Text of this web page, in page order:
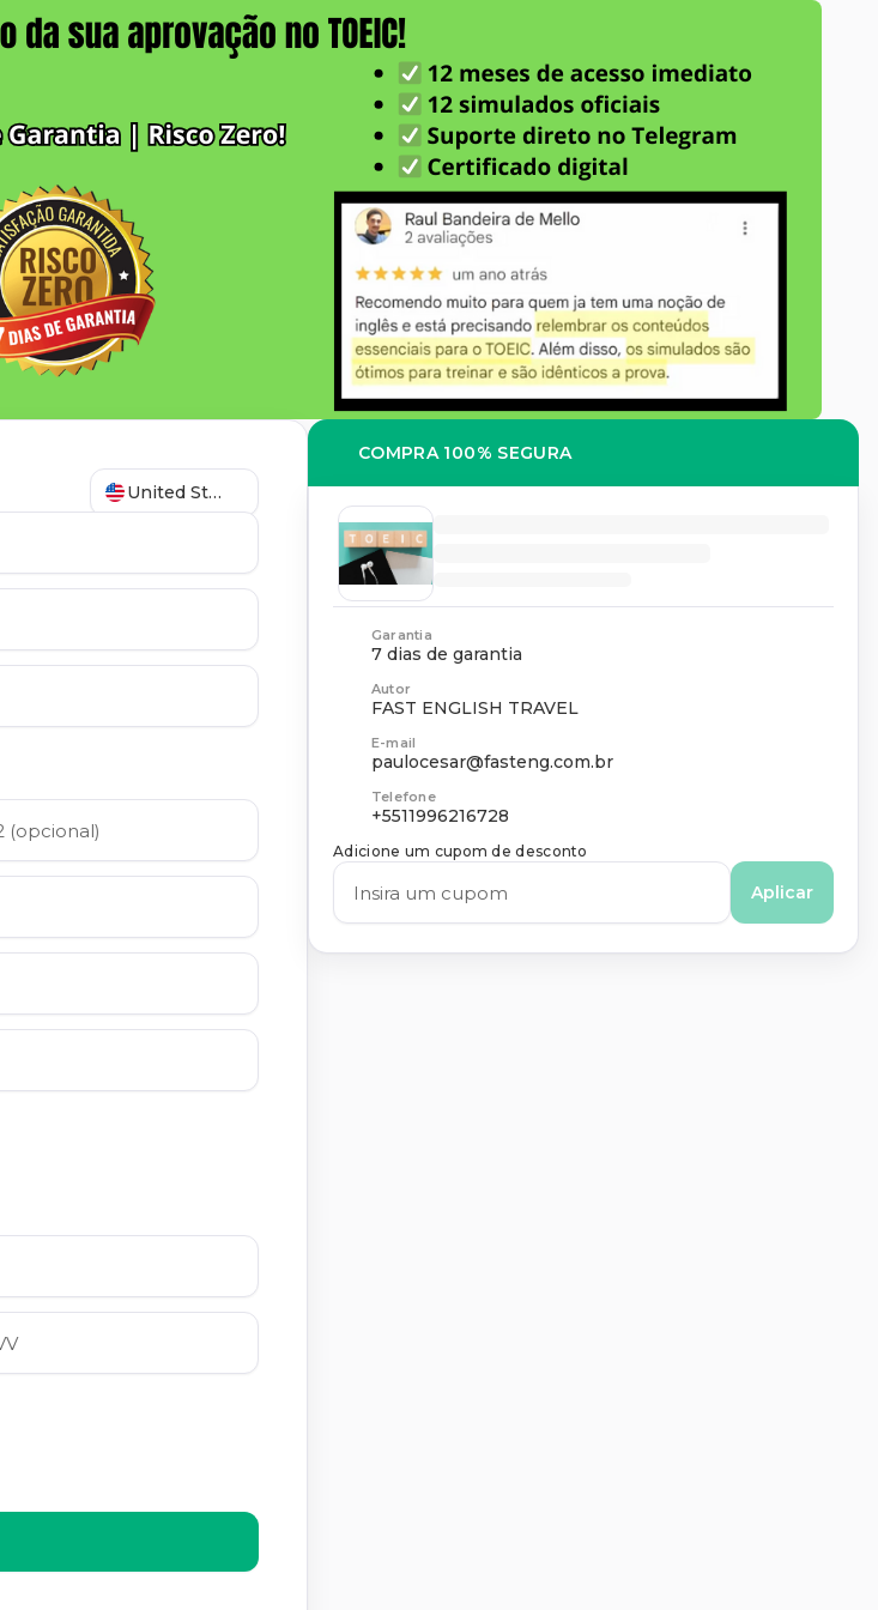
United States
COMPRA 100% SEGURA
Garantia
7 dias de garantia
Autor
FAST ENGLISH TRAVEL
E-mail
paulocesar@fasteng.com.br
Telefone
+5511996216728
Adicione um cupom de desconto
Aplicar